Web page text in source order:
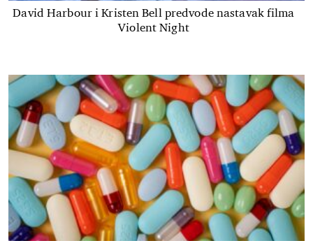
David Harbour i Kristen Bell predvode nastavak filma
Violent Night